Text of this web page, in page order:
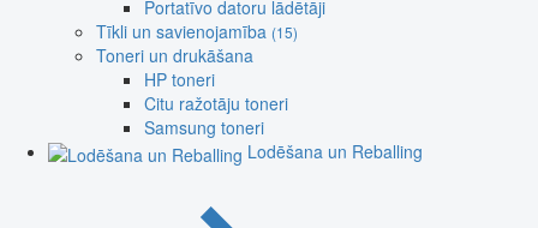
Portatīvo datoru lādētāji
Tīkli un savienojamība (15)
Toneri un drukāšana
HP toneri
Citu ražotāju toneri
Samsung toneri
Lodēšana un Reballing